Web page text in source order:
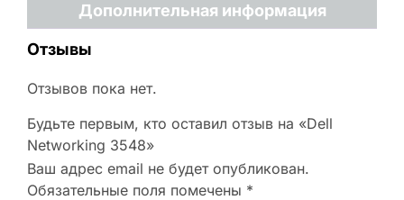
Дополнительная информация
Отзывы
Отзывов пока нет.
Будьте первым, кто оставил отзыв на «Dell
Networking 3548»
Ваш адрес email не будет опубликован.
Обязательные поля помечены *